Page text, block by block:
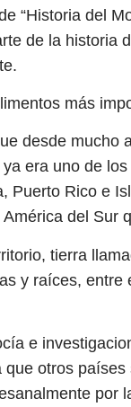
“Historia del
de la historia
más
desde mucho
era uno de
Puerto Rico e
del Sur
tierra
y raíces,
e
que otros
por